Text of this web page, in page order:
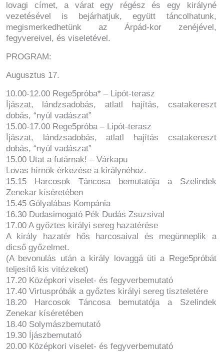
lovagi címet, a várat egy régész és egy királyné
vezetésével is bejárhatjuk, együtt táncolhatunk,
megismerkedhetünk az Árpád-kor zenéjével,
fegyvereivel, és viseletével.
PROGRAM:
Augusztus 17.
10.00-12.00 Rege5próba* – Lipót-terasz
Íjászat, lándzsadobás, atlatl hajítás, csatakereszt
dobás, “nyúl vadászat”
15.00-17.00 Rege5próba – Lipót-terasz
Íjászat, lándzsadobás, atlatl hajítás csatakereszt
dobás, “nyúl vadászat”
15.00 Utat a futárnak! – Várkapu
Lovas hírnök érkezése a királynéhoz.
15.15 Harcosok Táncosa bemutatója a Szelindek
Zenekar kíséretében
15.45 Gólyalábas Kompánia
16.30 Dudasimogató Pék Dudás Zsuzsival
17.00 A győztes királyi sereg hazatérése
A király hazatér hős harcosaival és megünneplik a
dicső győzelmet.
(A bevonulás után a király lovaggá üti a Rege5próbát
teljesítő kis vitézeket)
17.20 Középkori viselet- és fegyverbemutató
17.40 Virtuspróbák a győztes királyi sereg tiszteletére
18.20 Harcosok Táncosa bemutatója a Szelindek
Zenekar kíséretében
18.40 Solymászbemutató
19.30 Íjászbemutató
20.00 Középkori viselet- és fegyverbemutató